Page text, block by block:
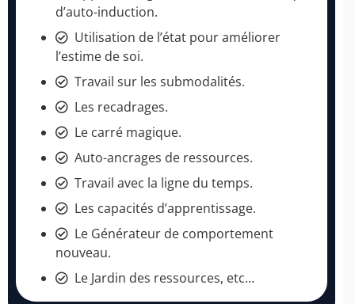
d’auto-induction.
Utilisation de l’état pour améliorer
l’estime de soi.
Travail sur les submodalités.
Les recadrages.
Le carré magique.
Auto-ancrages de ressources.
Travail avec la ligne du temps.
Les capacités d’apprentissage.
Le Générateur de comportement
nouveau.
Le Jardin des ressources, etc…